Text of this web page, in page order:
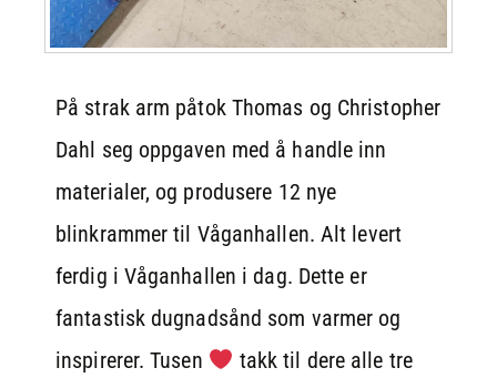
På strak arm påtok Thomas og Christopher
Dahl seg oppgaven med å handle inn
materialer, og produsere 12 nye
blinkrammer til Våganhallen. Alt levert
ferdig i Våganhallen i dag. Dette er
fantastisk dugnadsånd som varmer og
inspirerer. Tusen
takk til dere alle tre